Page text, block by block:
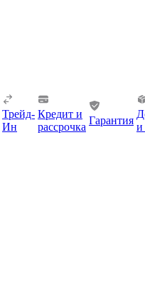
Трейд-
Ин
Кредит и
рассрочка
Гарантия
и